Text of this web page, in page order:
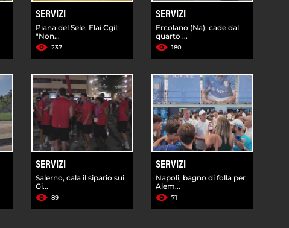
SERVIZI
Piana del Sele, Flai Cgil:
"Non...
237
SERVIZI
Ercolano (Na), cade dal
quarto ...
180
SERVIZI
Salerno, cala il sipario sui
Gi...
89
SERVIZI
Napoli, bagno di folla per
Alem...
71